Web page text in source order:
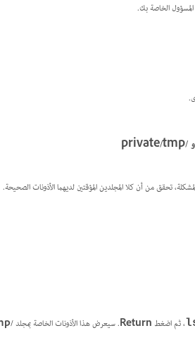
الخاصة بك.
/private/tmp
تحقق من أن كلا المجلدين المؤقتين لديهما الأذونات الصحيحة.
، ثم اضغط Return. سيعرض هذا الأذونات الخاصة بمجلد/tmp/